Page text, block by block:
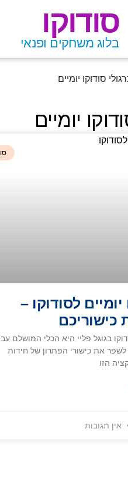
סודוקו
בלוג משחקים ופנאי
סודוקו יומיים
יומיים
לסודוקו –
כישוריכם
בגוגל פליי היא הכלי המושלם
את כישורי הפתרון של חידות
הזו
אין תגובות